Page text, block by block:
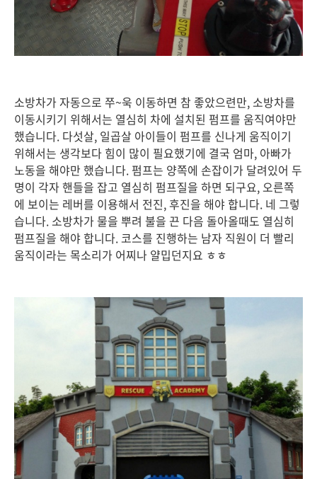
소방차가 자동으로 쭈~욱 이동하면 참 좋았으련만, 소방차를
이동시키기 위해서는 열심히 차에 설치된 펌프를 움직여야만
했습니다. 다섯살, 일곱살 아이들이 펌프를 신나게 움직이기
위해서는 생각보다 힘이 많이 필요했기에 결국 엄마, 아빠가
노동을 해야만 했습니다. 펌프는 양쪽에 손잡이가 달려있어 두
명이 각자 핸들을 잡고 열심히 펌프질을 하면 되구요, 오른쪽
에 보이는 레버를 이용해서 전진, 후진을 해야 합니다. 네 그렇
습니다. 소방차가 물을 뿌려 불을 끈 다음 돌아올때도 열심히
펌프질을 해야 합니다. 코스를 진행하는 남자 직원이 더 빨리
움직이라는 목소리가 어찌나 얄밉던지요 ㅎㅎ